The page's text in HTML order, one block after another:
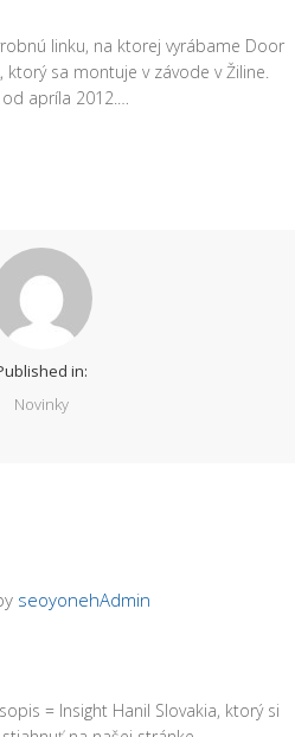
linku, na ktorej vyrábame Door
sa montuje v závode v Žiline.
apríla 2012.…
in:
Novinky
seoyonehAdmin
= Insight Hanil Slovakia, ktorý si